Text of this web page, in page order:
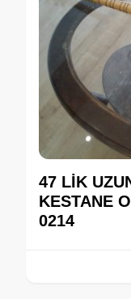
47 LİK
KESTANE
0214